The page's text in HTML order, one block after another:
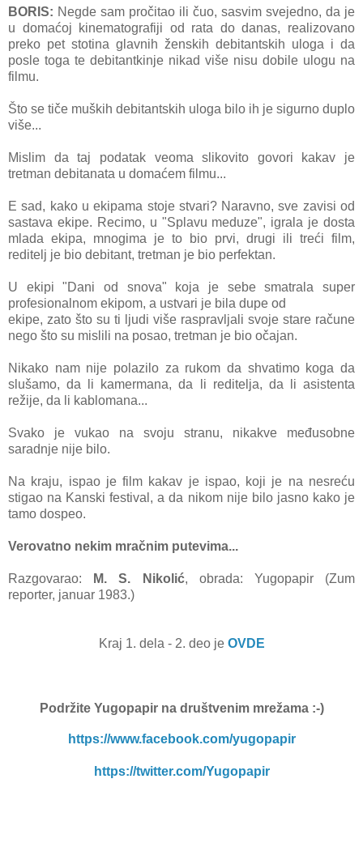
BORIS: Negde sam pročitao ili čuo, sasvim svejedno, da je
u domaćoj kinematografiji od rata do danas, realizovano
preko pet stotina glavnih ženskih debitantskih uloga i da
posle toga te debitantkinje nikad više nisu dobile ulogu na
filmu.
Što se tiče muških debitantskih uloga bilo ih je sigurno duplo
više...
Mislim da taj podatak veoma slikovito govori kakav je
tretman debitanata u domaćem filmu...
E sad, kako u ekipama stoje stvari? Naravno, sve zavisi od
sastava ekipe. Recimo, u "Splavu meduze", igrala je dosta
mlada ekipa, mnogima je to bio prvi, drugi ili treći film,
reditelj je bio debitant, tretman je bio perfektan.
U ekipi "Dani od snova" koja je sebe smatrala super
profesionalnom ekipom, a ustvari je bila dupe od
ekipe, zato što su ti ljudi više raspravljali svoje stare račune
nego što su mislili na posao, tretman je bio očajan.
Nikako nam nije polazilo za rukom da shvatimo koga da
slušamo, da li kamermana, da li reditelja, da li asistenta
režije, da li kablomana...
Svako je vukao na svoju stranu, nikakve međusobne
saradnje nije bilo.
Na kraju, ispao je film kakav je ispao, koji je na nesreću
stigao na Kanski festival, a da nikom nije bilo jasno kako je
tamo dospeo.
Verovatno nekim mračnim putevima...
Razgovarao: M. S. Nikolić, obrada: Yugopapir (Zum
reporter, januar 1983.)
Kraj 1. dela - 2. deo je OVDE
Podržite Yugopapir na društvenim mrežama :-)
https://www.facebook.com/yugopapir
https://twitter.com/Yugopapir